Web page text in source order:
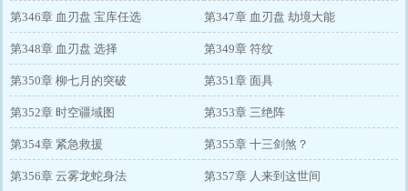
第346章 血刃盘 宝库任选 第347章 血刃盘 劫境大能
第348章 血刃盘 选择 第349章 符纹
第350章 柳七月的突破 第351章 面具
第352章 时空疆域图 第353章 三绝阵
第354章 紧急救援 第355章 十三剑煞？
第356章 云雾龙蛇身法 第357章 人来到这世间